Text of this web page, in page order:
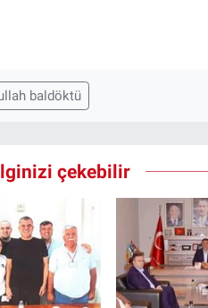
baldöktü
çekebilir